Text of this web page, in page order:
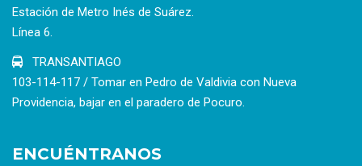
Estación de Metro Inés de Suárez.
Línea 6.
TRANSANTIAGO
103-114-117 / Tomar en Pedro de Valdivia con Nueva
Providencia, bajar en el paradero de Pocuro.
ENCUÉNTRANOS